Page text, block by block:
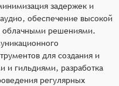
задержек и
обеспечение высокой
облачными решениями.
для создания и
и гильдиями, разработка
регулярных